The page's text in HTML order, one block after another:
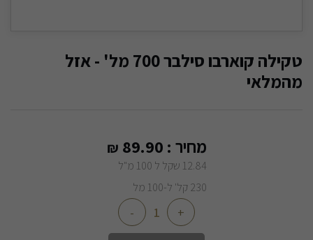
טקילה קוארבו סילבר 700 מל' - אזל
מהמלאי
מחיר : 89.90
₪
12.84 שקל ל 100 מ"ל
230 קל' ל-100 מל
+
-